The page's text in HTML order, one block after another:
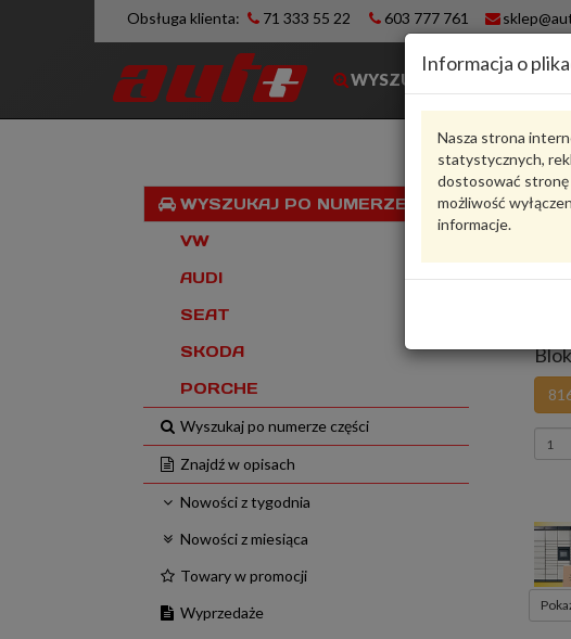
Obsługa klienta: 71 333 55 22 603 777 761
WYSZUKIWARKA
Informacja o
Nasza strona
statystycznych,
dostosować stronę
możliwość
informacje.
WYSZUKAJ PO NUMERZE VIN
VW
AUDI
SEAT
SKODA
PORCHE
Wyszukaj po numerze części
Znajdź w opisach
Nowości z tygodnia
Nowości z miesiąca
Towary w promocji
Wyprzedaże
VAG -
ilość